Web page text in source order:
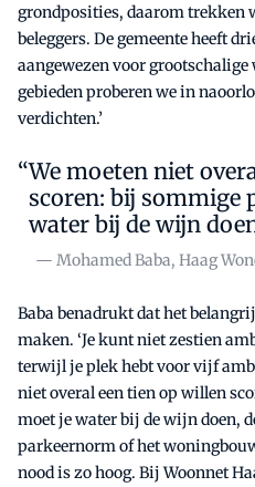
grondposities, daarom trekken
beleggers. De gemeente heeft
aangewezen voor
gebieden proberen we in
verdichten.’
We moeten niet
scoren: bij sommige
water bij de wijn
— Mohamed Baba, Haag
Baba benadrukt dat het
maken. ‘Je kunt niet zestien
terwijl je plek hebt voor vijf
niet overal een tien op willen
moet je water bij de wijn doen,
parkeernorm of het
nood is zo hoog. Bij Woonnet